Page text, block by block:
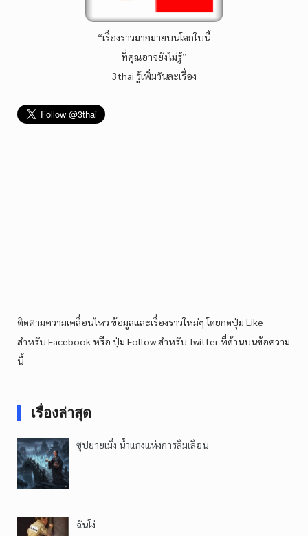
“เรื่องราวมากมายบนโลกใบนี้
ที่คุณอาจยังไม่รู้”
3thai รู้เพิ่มวันละเรื่อง
ติดตามความเคลื่อนไหว ข้อมูลและเรื่องราวใหม่ๆ โดยกดปุ่ม Like
สำหรับ Facebook หรือ ปุ่ม Follow สำหรับ Twitter ที่ด้านบนข้อความ
นี้
เรื่องล่าสุด
ซุปยายเมิ่ง น้ำแกงแห่งการลืมเลือน
ฉันโง่